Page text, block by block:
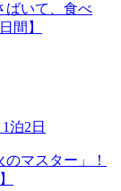
ばいて、食べ
間】
泊2日